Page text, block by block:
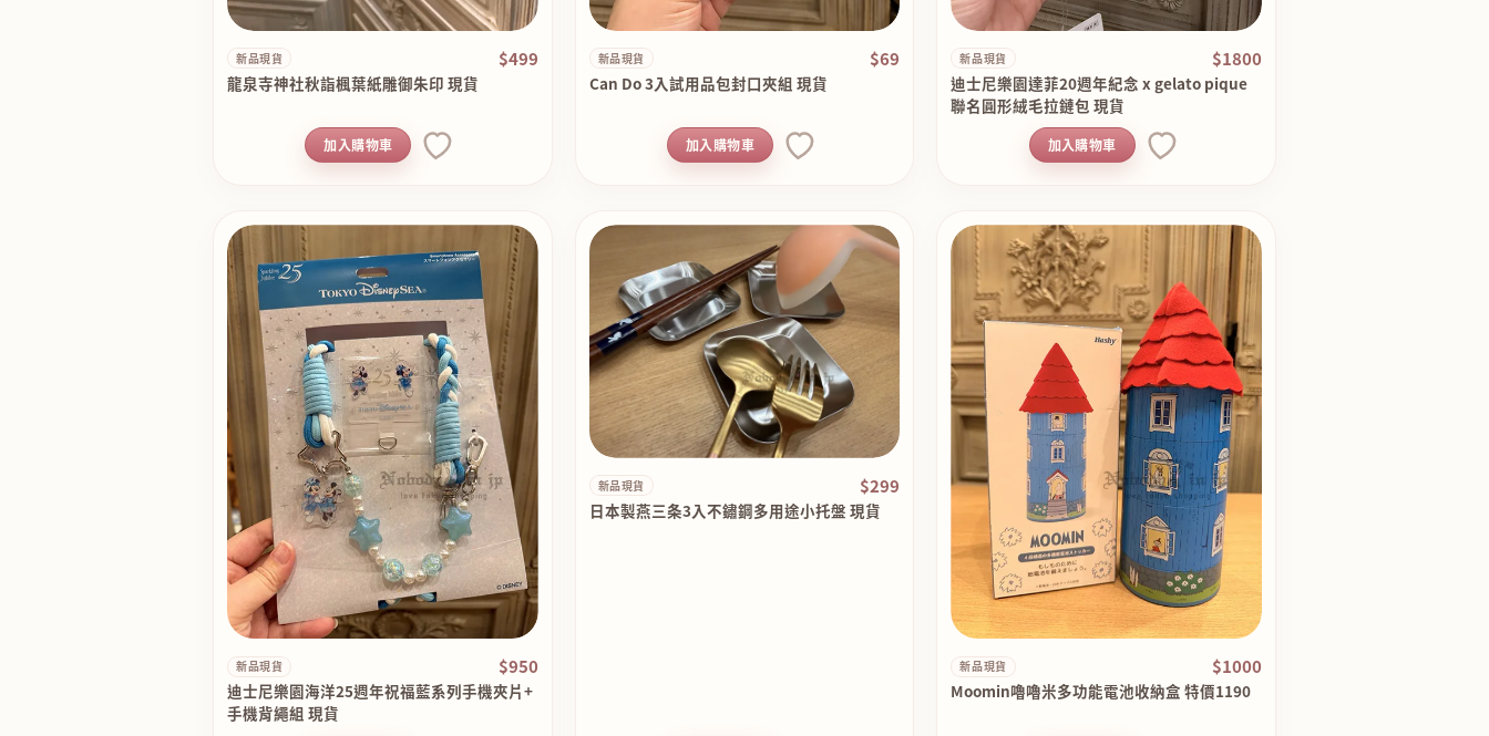
新品現貨 $499
龍泉寺神社秋詣楓葉紙雕御朱印 現貨
加入購物車
新品現貨 $69
Can Do 3入試用品包封口夾組 現貨
加入購物車
新品現貨 $1800
迪士尼樂園達菲20週年紀念 x gelato pique
聯名圓形絨毛拉鏈包 現貨
加入購物車
新品現貨 $950
迪士尼樂園海洋25週年祝福藍系列手機夾片+
手機背繩組 現貨
新品現貨 $299
日本製燕三条3入不鏽鋼多用途小托盤 現貨
新品現貨 $1000
Moomin嚕嚕米多功能電池收納盒 特價1190